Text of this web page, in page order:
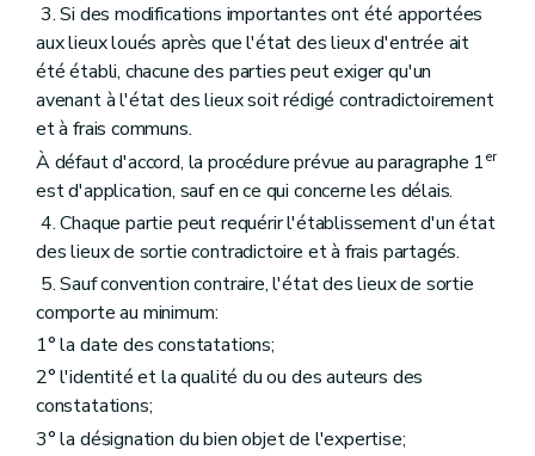
3. Si des modifications importantes ont été apportées
aux lieux loués après que l'état des lieux d'entrée ait
été établi, chacune des parties peut exiger qu'un
avenant à l'état des lieux soit rédigé contradictoirement
et à frais communs.
À défaut d'accord, la procédure prévue au paragraphe 1er
est d'application, sauf en ce qui concerne les délais.
4. Chaque partie peut requérir l'établissement d'un état
des lieux de sortie contradictoire et à frais partagés.
5. Sauf convention contraire, l'état des lieux de sortie
comporte au minimum:
1° la date des constatations;
2° l'identité et la qualité du ou des auteurs des
constatations;
3° la désignation du bien objet de l'expertise;